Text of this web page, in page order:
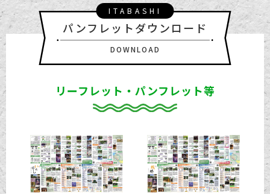
ITABASHI
パンフレットダウンロード
DOWNLOAD
リーフレット・パンフレット等